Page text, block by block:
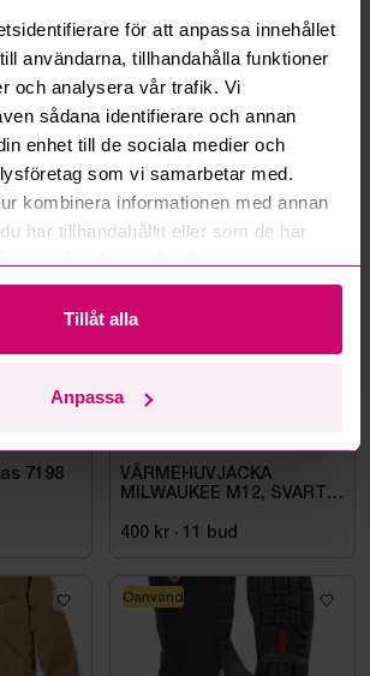
för att anpassa innehållet
användarna, tillhandahålla funktioner
och analysera vår trafik. Vi
sådana identifierare och annan
enhet till de sociala medier och
som vi samarbetar med.
kombinera informationen med annan
har tillhandahållit eller som de har
Tillåt alla
Anpassa
vunna objekt?
Läs fler frågor och svar
kategori
7198
VÄRMEHUVJACKA
MILWAUKEE M12, SVART
400 kr · 11 bud
Oanvänd
Oanvänd